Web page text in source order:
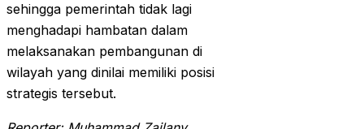
sehingga pemerintah tidak lagi
menghadapi hambatan dalam
melaksanakan pembangunan di
wilayah yang dinilai memiliki posisi
strategis tersebut.